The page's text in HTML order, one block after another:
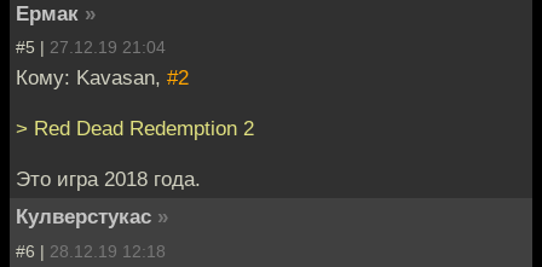
Ермак »
#5 | 27.12.19 21:04
Кому: Kavasan, #2
> Red Dead Redemption 2
Это игра 2018 года.
Кулверстукас »
#6 | 28.12.19 12:18